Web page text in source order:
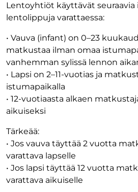
Lentoyhtiöt käyttävät seuraavia
lentolippuja varattaessa:
• Vauva (infant) on 0–23
matkustaa ilman omaa
vanhemman sylissä lennon
• Lapsi on 2–11-vuotias ja
istumapaikalla
• 12-vuotiaasta alkaen
aikuiseksi
Tärkeää:
• Jos vauva täyttää 2 vuotta
varattava lapselle
• Jos lapsi täyttää 12 vuotta
varattava aikuiselle